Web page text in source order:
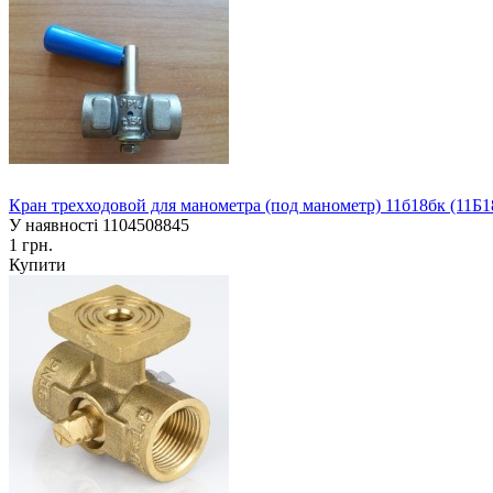
Кран трехходовой для манометра (под манометр) 11б18бк
У наявності 1104508845
1 грн.
Купити